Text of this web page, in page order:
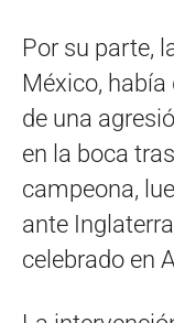
Por su parte,
México,
de una
en la boca
campeona,
ante
celebrado en